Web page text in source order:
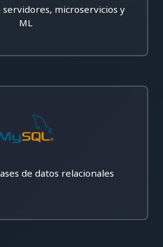
microservicios y
ML
de datos relacionales